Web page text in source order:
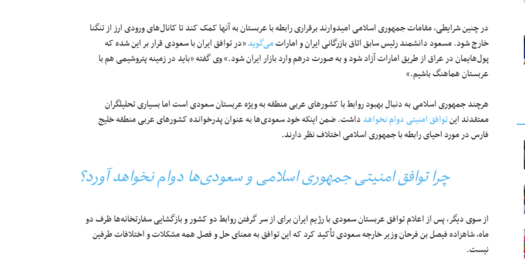
در چنین شرایطی، مقامات جمهوری اسلامی امیدوارند برقراری رابطه با عربستان به آنها کمک کند تا کانال‌های ورودی ارز از تنگنا
خارج شود. مسعود دانشمند رئیس سابق اتاق بازرگانی ایران و اماراتمی‌گوید«در توافق ایران با سعودی قرار بر این شده که
پول‌هایمان در عراق از طریق امارات آزاد شود و به صورت درهم وارد بازار ایران شود.» وی گفته «باید در زمینه پتروشیمی هم با
عربستان هماهنگ باشیم.»
هرچند جمهوری اسلامی به دنبال بهبود روابط با کشورهای عربی منطقه به ویژه عربستان سعودی است اما بسیاری تحلیلگران
معتقدند اینتوافق امنیتی دوام نخواهدداشت. ضمن اینکه خود سعودی‌ها به عنوان پدرخوانده کشورهای عربی منطقه خلیج
فارس در مورد احیای رابطه با جمهوری اسلامی اختلاف نظر دارند.
چرا توافق امنیتی جمهوری اسلامی و سعودی‌ها دوام نخواهد آورد؟
از سوی دیگر، پس از اعلام توافق عربستان سعودی با رژیم ایران برای از سر گرفتن روابط دو کشور و بازگشایی سفارتخانه‌ها ظرف دو
ماه، شاهزاده فیصل بن فرحان وزیر خارجه سعودی تأکید کرد که این توافق به معنای حل و فصل همه مشکلات و اختلافات طرفین
نیست.